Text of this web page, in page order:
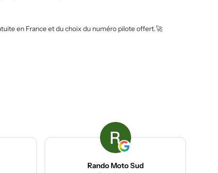
en France et du choix du numéro pilote offert.🚀
Rando Moto Sud